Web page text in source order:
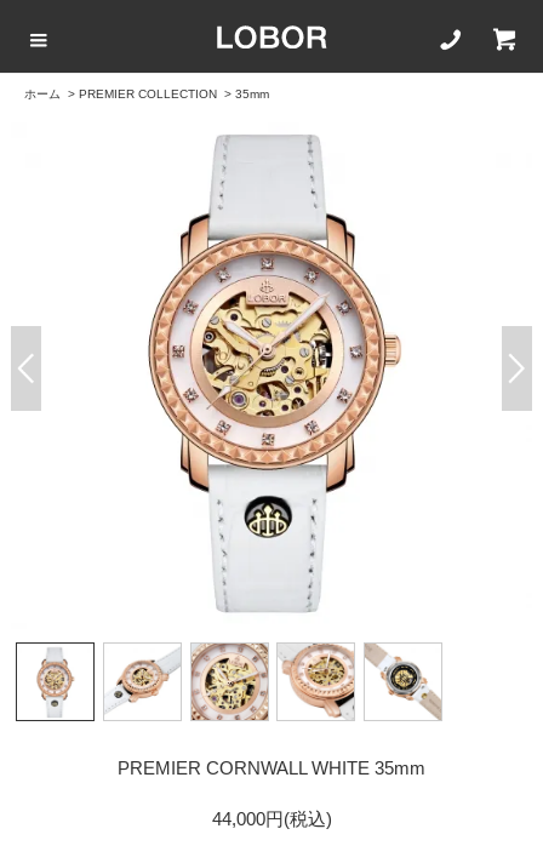
ホーム > PREMIER COLLECTION > 35mm
PREMIER CORNWALL WHITE 35mm
44,000円(税込)